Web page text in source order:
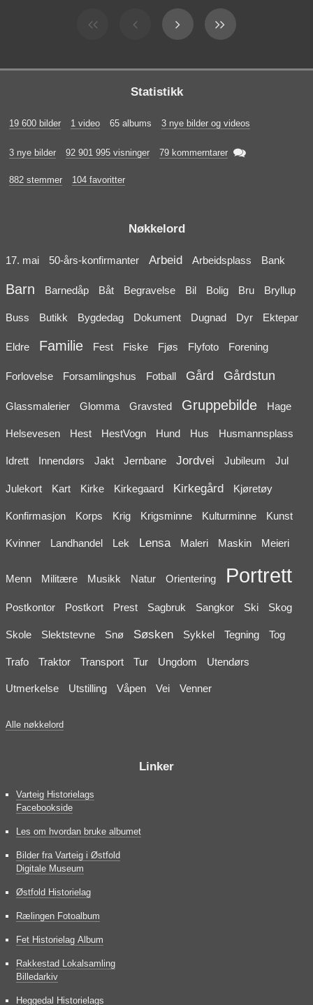
Statistikk
19 600 bilder 1 video 65 albums 3 nye bilder og videos
3 nye bilder 92 901 995 visninger 79 kommerntarer 
882 stemmer 104 favoritter
Nøkkelord
17. mai 50-års-konfirmanter Arbeid Arbeidsplass Bank
Barn Barnedåp Båt Begravelse Bil Bolig Bru Bryllup
Buss Butikk Bygdedag Dokument Dugnad Dyr Ektepar
Eldre Familie Fest Fiske Fjøs Flyfoto Forening
Forlovelse Forsamlingshus Fotball Gård Gårdstun
Glassmalerier Glomma Gravsted Gruppebilde Hage
Helsevesen Hest HestVogn Hund Hus Husmannsplass
Idrett Innendørs Jakt Jernbane Jordvei Jubileum Jul
Julekort Kart Kirke Kirkegaard Kirkegård Kjøretøy
Konfirmasjon Korps Krig Krigsminne Kulturminne Kunst
Kvinner Landhandel Lek Lensa Maleri Maskin Meieri
Menn Militære Musikk Natur Orientering Portrett
Postkontor Postkort Prest Sagbruk Sangkor Ski Skog
Skole Slektstevne Snø Søsken Sykkel Tegning Tog
Trafo Traktor Transport Tur Ungdom Utendørs
Utmerkelse Utstilling Våpen Vei Venner
Alle nøkkelord
Linker
Varteig Historielags
Facebookside
Les om hvordan bruke albumet
Bilder fra Varteig i Østfold
Digitale Museum
Østfold Historielag
Rælingen Fotoalbum
Fet Historielag Album
Rakkestad Lokalsamling
Billedarkiv
Heggedal Historielags